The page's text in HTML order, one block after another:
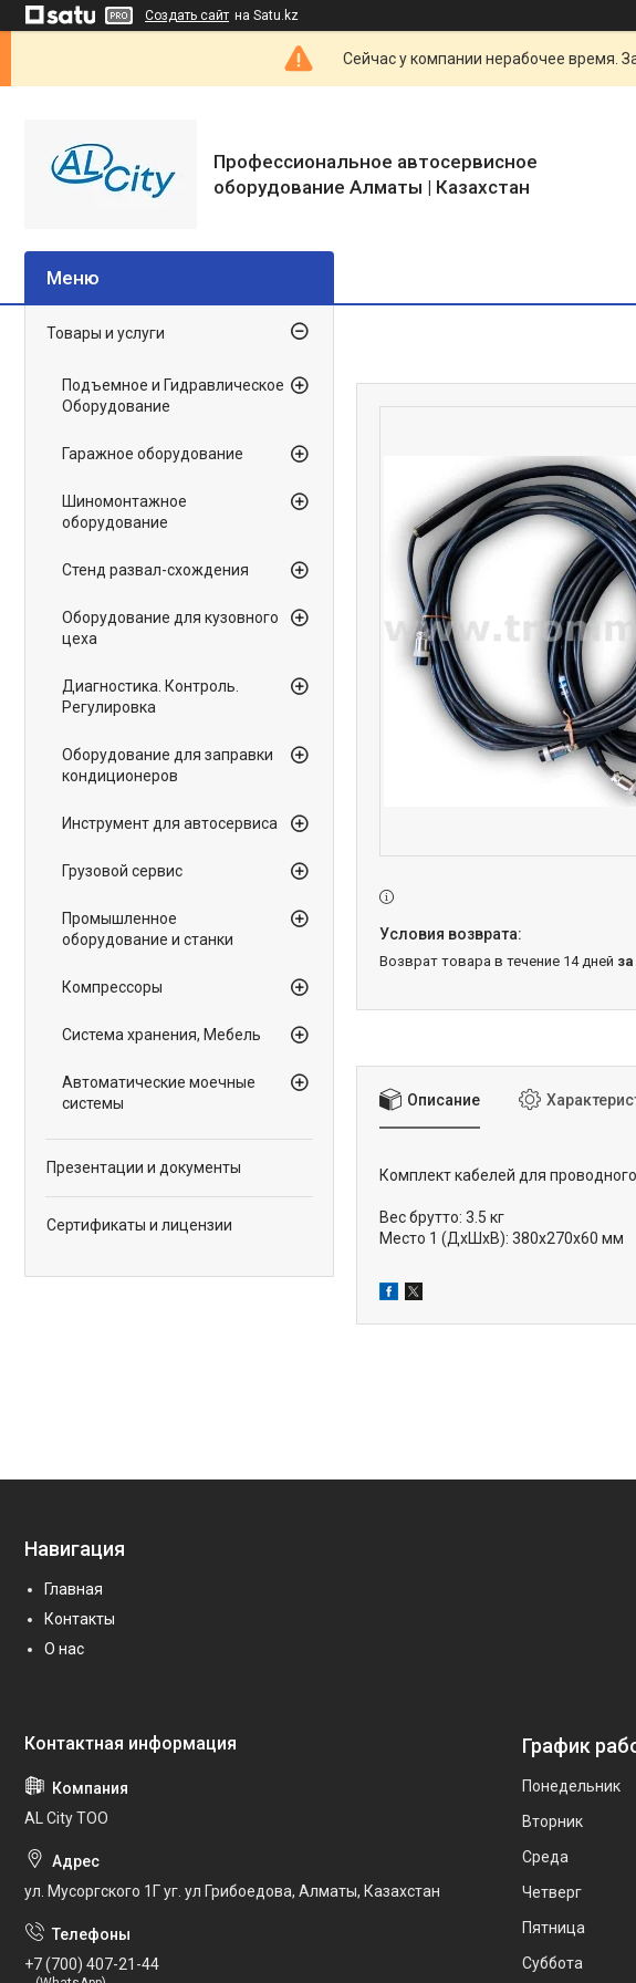
Создать сайт на Satu.kz
Сейчас у компании нерабочее время.
Профессиональное автосервисное
оборудование Алматы | Казахстан
возврат товара в течение 14 дней
Описание
Комплект кабелей для
Вес брутто: 3.5 кг
Место 1 (ДхШхВ): 380х270х60 мм
Товары и услуги
Подъемное и Гидравлическое
Оборудование
Гаражное оборудование
Шиномонтажное
оборудование
Стенд развал-схождения
Оборудование для кузовного
цеха
Диагностика. Контроль.
Регулировка
Оборудование для заправки
кондиционеров
Инструмент для автосервиса
Грузовой сервис
Промышленное
оборудование и станки
Компрессоры
Система хранения, Мебель
Автоматические моечные
системы
Презентации и документы
Сертификаты и лицензии
Навигация
Главная
Контакты
О нас
AL City ТОО
ул. Мусоргского 1Г уг. ул Грибоедова, Алматы, Казахстан
+7 (700) 407-21-44
График
Понедельник
Вторник
Среда
Четверг
Пятница
Суббота